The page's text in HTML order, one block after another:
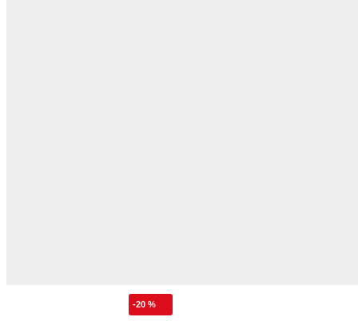
-20 %